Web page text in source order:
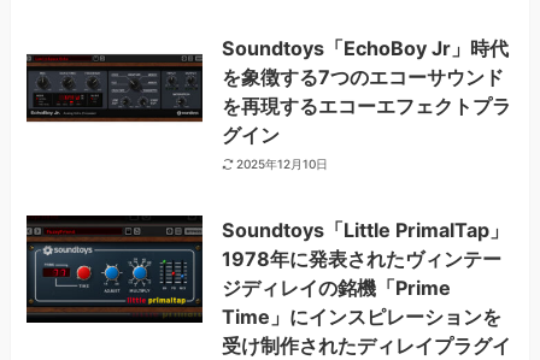
Soundtoys「EchoBoy Jr」時代
を象徴する7つのエコーサウンド
を再現するエコーエフェクトプラ
グイン
2025年12月10日
Soundtoys「Little PrimalTap」
1978年に発表されたヴィンテー
ジディレイの銘機「Prime
Time」にインスピレーションを
受け制作されたディレイプラグイ